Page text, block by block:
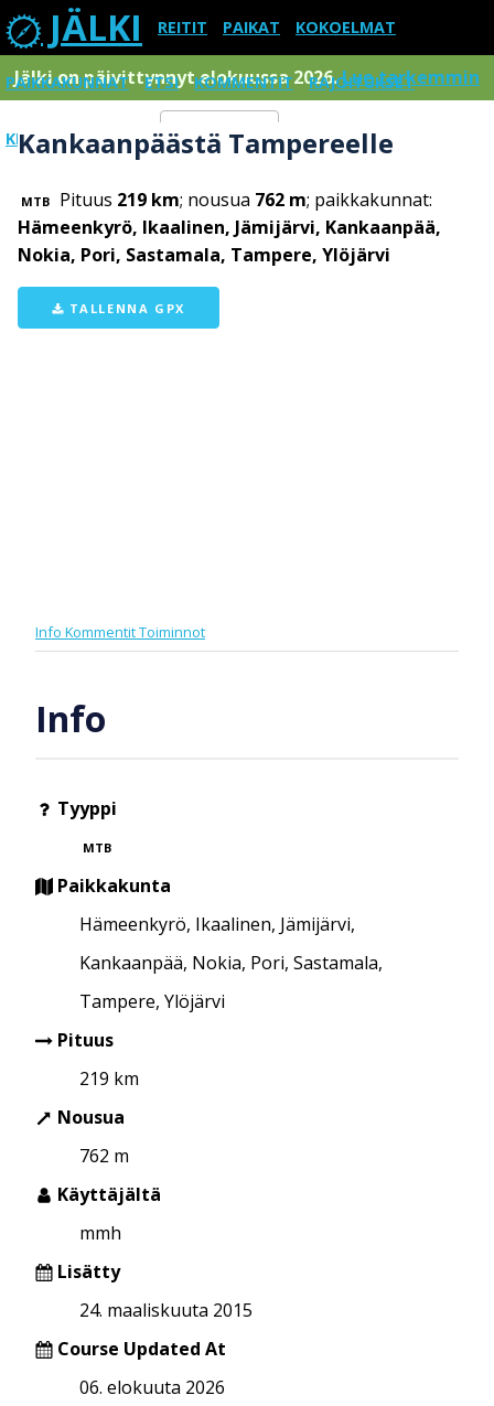
JÄLKI REITIT PAIKAT KOKOELMAT
PAIKKAKUNNAT ETSI KOMMENTIT RAJOITUKSET
KIRJAUDU SISÄÄN Menu
Jälki on päivittynnyt elokuussa 2026.Lue tarkemmin
Kankaanpäästä Tampereelle
MTB Pituus 219 km; nousua 762 m; paikkakunnat:
Hämeenkyrö, Ikaalinen, Jämijärvi, Kankaanpää,
Nokia, Pori, Sastamala, Tampere, Ylöjärvi
TALLENNA GPX
Info KommentitToiminnot
Info
Tyyppi
MTB
Paikkakunta
Hämeenkyrö, Ikaalinen, Jämijärvi,
Kankaanpää, Nokia, Pori, Sastamala,
Tampere, Ylöjärvi
Pituus
219 km
Nousua
762 m
Käyttäjältä
mmh
Lisätty
24. maaliskuuta 2015
Course Updated At
06. elokuuta 2026